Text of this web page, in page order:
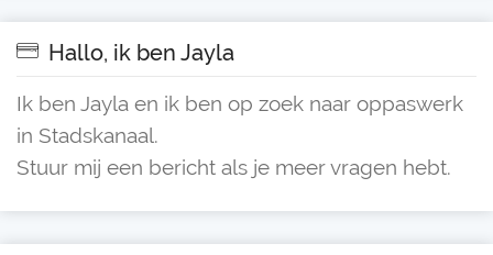
Hallo, ik ben Jayla
Ik ben Jayla en ik ben op zoek naar oppaswerk
in Stadskanaal.
Stuur mij een bericht als je meer vragen hebt.